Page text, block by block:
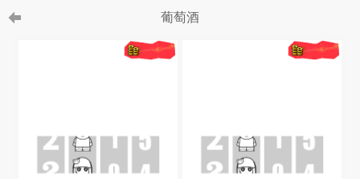
葡萄酒